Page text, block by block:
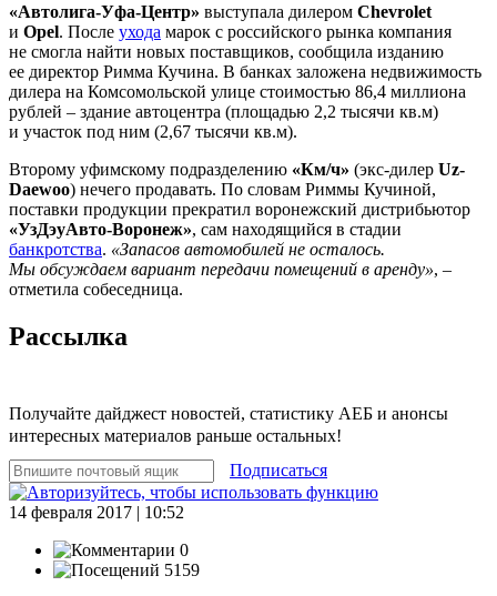
«Автолига-Уфа-Центр» выступала дилером Chevrolet
и Opel. После ухода марок с российского рынка компания
не смогла найти новых поставщиков, сообщила изданию
ее директор Римма Кучина. В банках заложена недвижимость
дилера на Комсомольской улице стоимостью 86,4 миллиона
рублей – здание автоцентра (площадью 2,2 тысячи кв.м)
и участок под ним (2,67 тысячи кв.м).
Второму уфимскому подразделению «Км/ч» (экс-дилер Uz-
Daewoo) нечего продавать. По словам Риммы Кучиной,
поставки продукции прекратил воронежский дистрибьютор
«УзДэуАвто-Воронеж», сам находящийся в стадии
банкротства. «Запасов автомобилей не осталось.
Мы обсуждаем вариант передачи помещений в аренду», –
отметила собеседница.
Рассылка
Получайте дайджест новостей, статистику АЕБ и анонсы
интересных материалов раньше остальных!
Подписаться
14 февраля 2017 | 10:52
0
5159